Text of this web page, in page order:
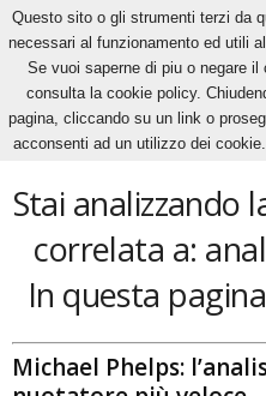
Home Tags Analisi biomeccanica
analisi
Stai analizzando
correlata a:
In questa
Michael Phelps:
Questo sito o gli strumenti terzi da
necessari al funzionamento ed utili
Se vuoi saperne di piu o negare
consulta la cookie policy.
pagina, cliccando su un link o
acconsenti ad un utilizzo dei cookie.